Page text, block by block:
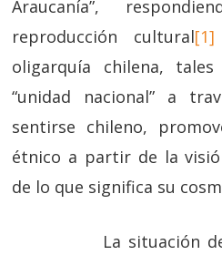
Araucanía”,
reproducción cultural[1]
oligarquía chilena,
“unidad nacional” a
sentirse chileno,
étnico a partir de la
de lo que significa su
La situación de la